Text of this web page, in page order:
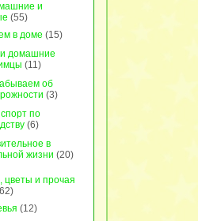
и
(55)
в доме (15)
домашние
(11)
об
(3)
по
(6)
в
жизни (20)
цветы и прочая
(12)